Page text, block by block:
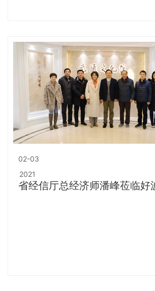
02-03
2021
省经信厅总经济师潘峰莅临好